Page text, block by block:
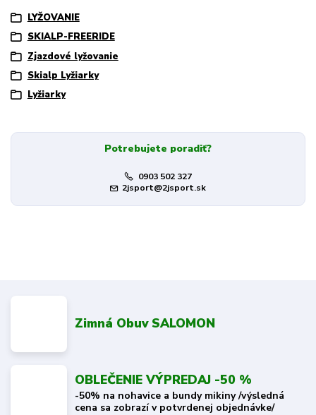
LYŽOVANIE
SKIALP-FREERIDE
Zjazdové lyžovanie
Skialp Lyžiarky
Lyžiarky
Potrebujete poradiť?
0903 502 327
2jsport@2jsport.sk
Zimná Obuv SALOMON
OBLEČENIE VÝPREDAJ -50 %
-50% na nohavice a bundy mikiny /výsledná
cena sa zobrazí v potvrdenej objednávke/